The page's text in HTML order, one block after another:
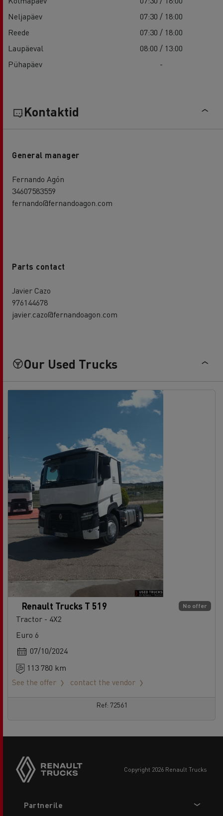
Neljapäev
07:30 / 18:00
Reede
07:30 / 18:00
Laupäeval
08:00 / 13:00
Pühapäev
-
Kontaktid
General manager
Fernando Agón
34607583559
fernando@fernandoagon.com
Parts contact
Javier Cazo
976144678
javier.cazo@fernandoagon.com
Our Used Trucks
No offer
Renault Trucks T 519
Tractor - 4X2
Euro 6
07/10/2024
113 780 km
See the offer
contact the vendor
Ref: 72561
copyright 2026 Renault Trucks
menu
Partnerile